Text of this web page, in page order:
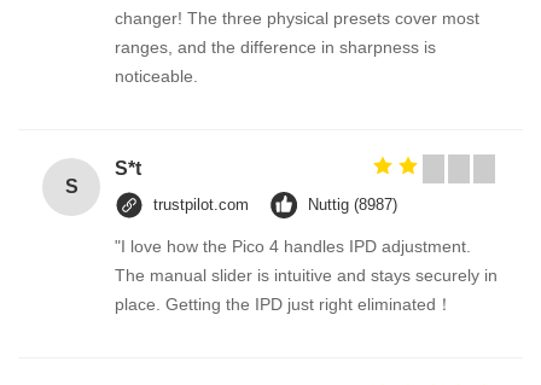
changer! The three physical presets cover most
ranges, and the difference in sharpness is
noticeable.
S
S*t
trustpilot.com Nuttig (8987)
"I love how the Pico 4 handles IPD adjustment.
The manual slider is intuitive and stays securely in
place. Getting the IPD just right eliminated！